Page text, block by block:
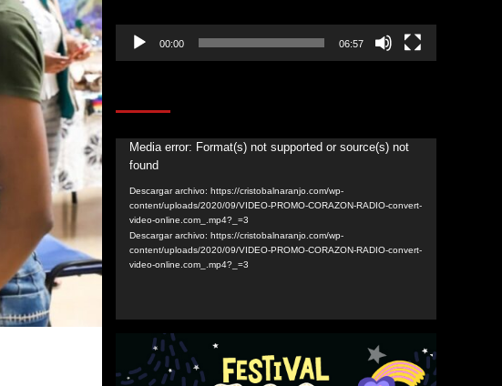
00:00 06:57
Reproductor
vídeo
Media error: Format(s) not supported or source(s) not
found
Descargar archivo: https://cristobalnaranjo.com/wp-
content/uploads/2020/09/VIDEO-PROMO-CORAZON-RADIO-convert-
video-online.com_.mp4?_=3
Descargar archivo: https://cristobalnaranjo.com/wp-
content/uploads/2020/09/VIDEO-PROMO-CORAZON-RADIO-convert-
video-online.com_.mp4?_=3